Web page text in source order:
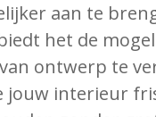
aan te
het de
ontwerp te
jouw interieur